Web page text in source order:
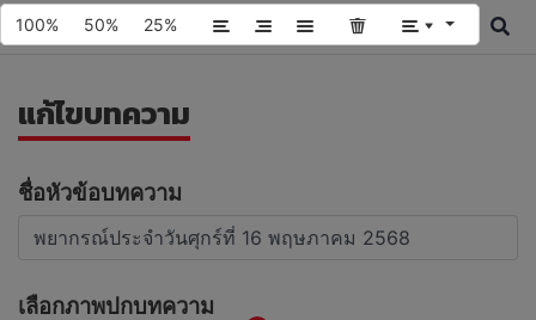
แก้ไขบทความ
ชื่อหัวข้อบทความ
เลือกภาพปกบทความ
100% 50% 25%